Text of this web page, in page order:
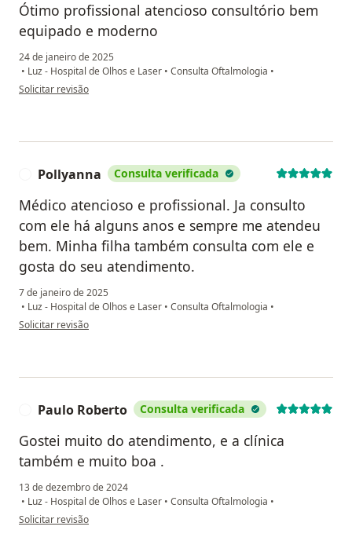
Ótimo profissional atencioso consultório bem
equipado e moderno
24 de janeiro de 2025
• Luz - Hospital de Olhos e Laser • Consulta Oftalmologia •
na opinião do utilizador Paulo Ricardo Araujo Rocha
Solicitar revisão
Pollyanna Consulta verificada
Médico atencioso e profissional. Ja consulto
com ele há alguns anos e sempre me atendeu
bem. Minha filha também consulta com ele e
gosta do seu atendimento.
7 de janeiro de 2025
• Luz - Hospital de Olhos e Laser • Consulta Oftalmologia •
na opinião do utilizador Pollyanna
Solicitar revisão
Paulo Roberto Consulta verificada
Gostei muito do atendimento, e a clínica
também e muito boa .
13 de dezembro de 2024
• Luz - Hospital de Olhos e Laser • Consulta Oftalmologia •
na opinião do utilizador Paulo Roberto
Solicitar revisão